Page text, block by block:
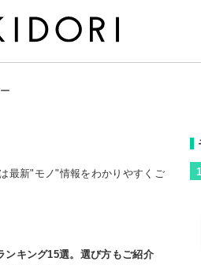
最新"モノ"情報をわかりやすくご
ンキング15選。選び方もご紹介
1